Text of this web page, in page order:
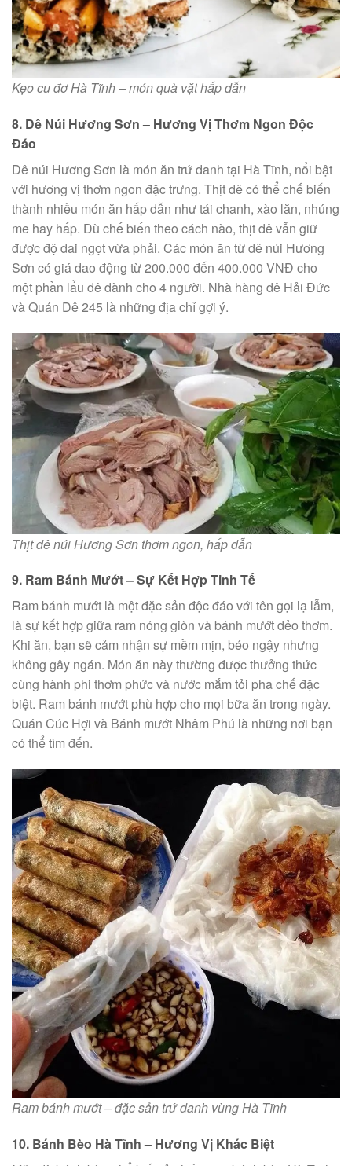
Kẹo cu đơ Hà Tĩnh – món quà vặt hấp dẫn
8. Dê Núi Hương Sơn – Hương Vị Thơm Ngon Độc
Đáo
Dê núi Hương Sơn là món ăn trứ danh tại Hà Tĩnh, nổi bật
với hương vị thơm ngon đặc trưng. Thịt dê có thể chế biến
thành nhiều món ăn hấp dẫn như tái chanh, xào lăn, nhúng
me hay hấp. Dù chế biến theo cách nào, thịt dê vẫn giữ
được độ dai ngọt vừa phải. Các món ăn từ dê núi Hương
Sơn có giá dao động từ 200.000 đến 400.000 VNĐ cho
một phần lẩu dê dành cho 4 người. Nhà hàng dê Hải Đức
và Quán Dê 245 là những địa chỉ gợi ý.
Thịt dê núi Hương Sơn thơm ngon, hấp dẫn
9. Ram Bánh Mướt – Sự Kết Hợp Tinh Tế
Ram bánh mướt là một đặc sản độc đáo với tên gọi lạ lẫm,
là sự kết hợp giữa ram nóng giòn và bánh mướt dẻo thơm.
Khi ăn, bạn sẽ cảm nhận sự mềm mịn, béo ngậy nhưng
không gây ngán. Món ăn này thường được thưởng thức
cùng hành phi thơm phức và nước mắm tỏi pha chế đặc
biệt. Ram bánh mướt phù hợp cho mọi bữa ăn trong ngày.
Quán Cúc Hợi và Bánh mướt Nhâm Phú là những nơi bạn
có thể tìm đến.
Ram bánh mướt – đặc sản trứ danh vùng Hà Tĩnh
10. Bánh Bèo Hà Tĩnh – Hương Vị Khác Biệt